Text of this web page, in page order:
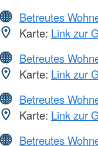
Betreutes
Karte: Link zur
Betreutes
Karte: Link zur
Betreutes
Karte: Link zur
Betreutes